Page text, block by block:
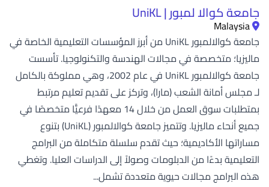
جامعة كوالا لمبور | UniKL
Malaysia
جامعة كوالالمبور UniKL من أبرز المؤسسات التعليمية الخاصة في
ماليزيا؛ متخصصة في مجالات الهندسة والتكنولوجيا. تأسست
جامعة كوالالمبور UniKL في عام 2002، وهي مملوكة بالكامل
لـ مجلس أمانة الشعب (مارا)، وتركز على تقديم تعليم مرتبط
بمتطلبات سوق العمل من خلال 14 معهدًا فرعيًّا متخصصًا في
جميع أنحاء ماليزيا. وتتميز جامعة كوالالمبور (UniKL) بتنوع
مساراتها الأكاديمية؛ حيث تقدم سلسلة متكاملة من البرامج
التعليمية بدءًا من الدبلومات وصولاً إلى الدراسات العليا. وتغطي
هذه البرامج مجالات حيوية متعددة تشمل...